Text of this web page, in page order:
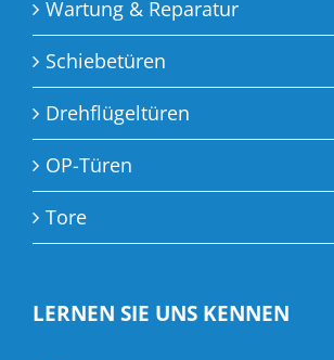
Wartung & Reparatur
Schiebetüren
Drehflügeltüren
OP-Türen
Tore
LERNEN SIE UNS KENNEN